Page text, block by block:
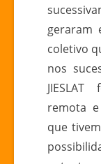
geraram
coletivo
nos
remota
que